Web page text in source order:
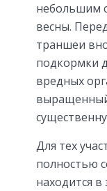
небольшим
весны.
траншеи
подкормки
вредных
Для тех
полностью
находится